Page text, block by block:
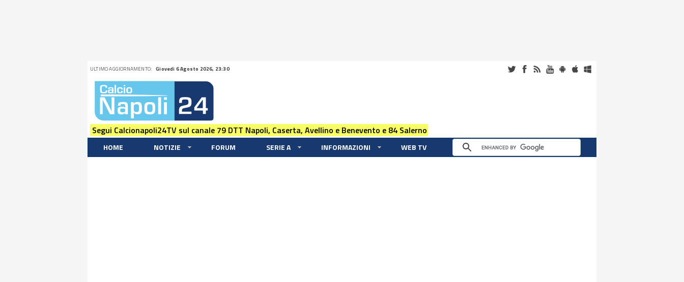
ULTIMO AGGIORNAMENTO: Giovedi 6 Agosto 2026, 23:30
Segui Calcionapoli24TV sul canale 79 DTT Napoli, Caserta, Avellino e Benevento e 84 Salerno
HOME NOTIZIE FORUM SERIE A INFORMAZIONI WEB TV